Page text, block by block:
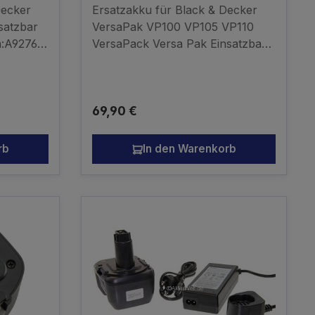
Ersatzakku für Black & Decker
VersaPak VP100 VP105 VP110
VersaPack Versa Pak Einsatzbar
VP4000VP4100VP4200 VP4300
VP2000 Ni-MH 3,6V 2100mAh
kompatibler Akku - kein
Regulärer Preis:
69,90 €
In den Warenkorb